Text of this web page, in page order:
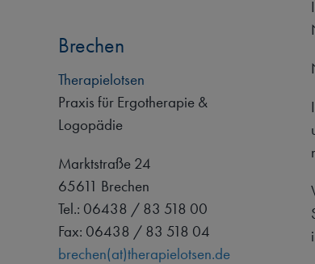
Brechen
Therapielotsen
Praxis für Ergotherapie &
Logopädie
Marktstraße 24
65611 Brechen
Tel.: ‭06438 / 83 518 00
Fax: 06438 / 83 518 04
brechen(at)therapielotsen.de